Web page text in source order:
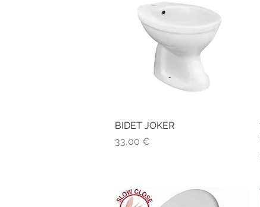
Vista rapida
BIDET JOKER
Prezzo
33,00 €